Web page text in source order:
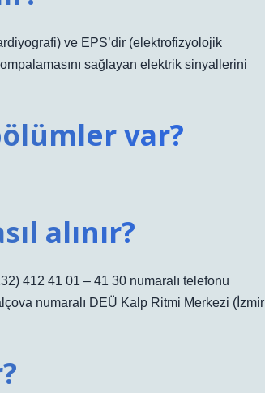
ve EPS’dir (elektrofizyolojik
sağlayan elektrik sinyallerini
var?
alınır?
412 41 01 – 41 30 numaralı telefonu
numaralı DEÜ Kalp Ritmi Merkezi (İzmir